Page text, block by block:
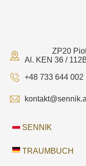
ZP20
Al. KEN 36 /
+48 733 644 002
SENNIK
TRAUMBUCH